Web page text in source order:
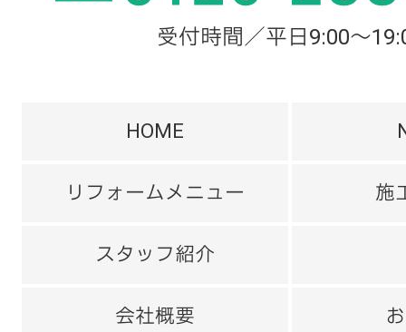
受付時間／平日9:00～
HOME
リフォームメニュー 施
スタッフ紹介
会社概要